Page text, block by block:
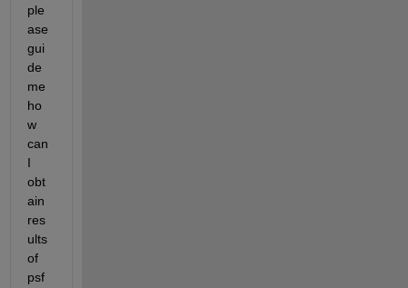
ple
ase
gui
de
me
ho
w
can
I
obt
ain
res
ults
of
psf